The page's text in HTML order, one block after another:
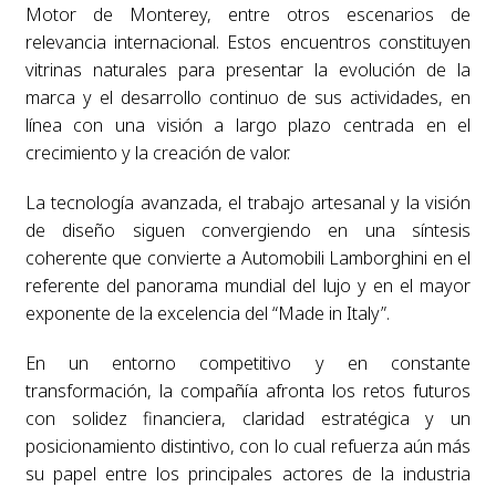
Motor de Monterey, entre otros escenarios de
relevancia internacional. Estos encuentros constituyen
vitrinas naturales para presentar la evolución de la
marca y el desarrollo continuo de sus actividades, en
línea con una visión a largo plazo centrada en el
crecimiento y la creación de valor.
La tecnología avanzada, el trabajo artesanal y la visión
de diseño siguen convergiendo en una síntesis
coherente que convierte a Automobili Lamborghini en el
referente del panorama mundial del lujo y en el mayor
exponente de la excelencia del “Made in Italy”.
En un entorno competitivo y en constante
transformación, la compañía afronta los retos futuros
con solidez financiera, claridad estratégica y un
posicionamiento distintivo, con lo cual refuerza aún más
su papel entre los principales actores de la industria